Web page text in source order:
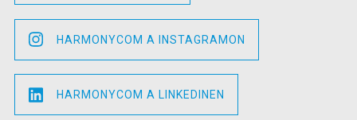
HARMONYCOM A INSTAGRAMON
HARMONYCOM A LINKEDINEN